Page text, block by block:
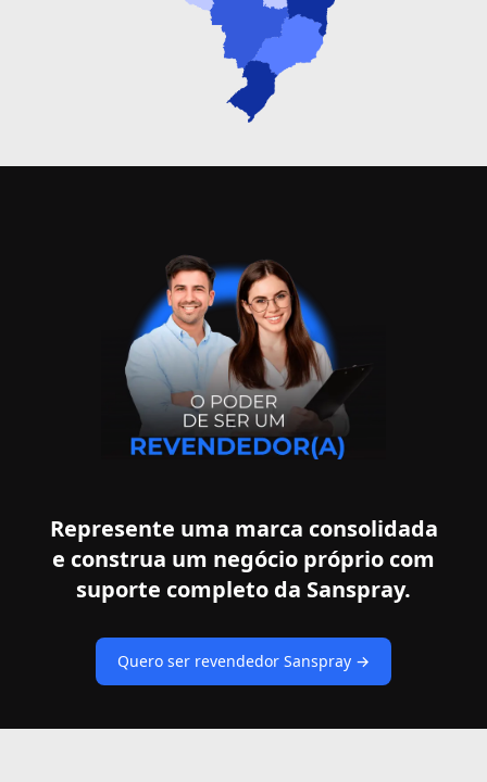
Represente uma marca consolidada
e construa um negócio próprio com
suporte completo da Sanspray.
Quero ser revendedor Sanspray →